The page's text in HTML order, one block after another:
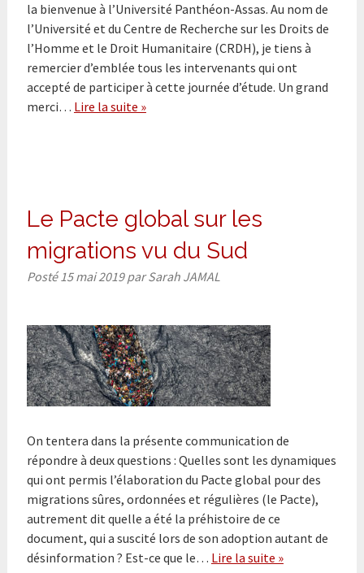
la bienvenue à l’Université Panthéon-Assas. Au nom de
l’Université et du Centre de Recherche sur les Droits de
l’Homme et le Droit Humanitaire (CRDH), je tiens à
remercier d’emblée tous les intervenants qui ont
accepté de participer à cette journée d’étude. Un grand
merci… Lire la suite »
Le Pacte global sur les
migrations vu du Sud
Posté15 mai 2019 par Sarah JAMAL
On tentera dans la présente communication de
répondre à deux questions : Quelles sont les dynamiques
qui ont permis l’élaboration du Pacte global pour des
migrations sûres, ordonnées et régulières (le Pacte),
autrement dit quelle a été la préhistoire de ce
document, qui a suscité lors de son adoption autant de
désinformation ? Est-ce que le… Lire la suite »